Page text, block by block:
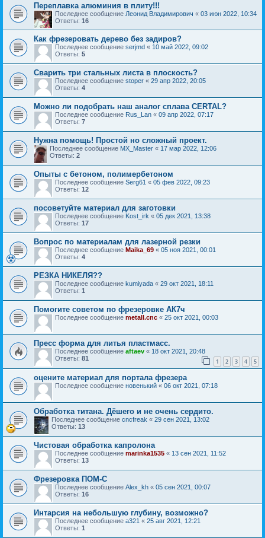
Переплавка алюминия в плиту!!!
Последнее сообщение Леонид Владимирович « 03 июн 2022, 10:34
Ответы: 16
Как фрезеровать дерево без задиров?
Последнее сообщение serjmd « 10 май 2022, 09:02
Ответы: 5
Сварить три стальных листа в плоскость?
Последнее сообщение stoper « 29 апр 2022, 20:05
Ответы: 4
Можно ли подобрать наш аналог сплава CERTAL?
Последнее сообщение Rus_Lan « 09 апр 2022, 07:17
Ответы: 7
Нужна помощь! Простой но сложный проект.
Последнее сообщение MX_Master « 17 мар 2022, 12:06
Ответы: 2
Опыты с бетоном, полимербетоном
Последнее сообщение Serg61 « 05 фев 2022, 09:23
Ответы: 12
посоветуйте материал для заготовки
Последнее сообщение Kost_irk « 05 дек 2021, 13:38
Ответы: 17
Вопрос по материалам для лазерной резки
Последнее сообщение Maika_69 « 05 ноя 2021, 00:01
Ответы: 4
РЕЗКА НИКЕЛЯ??
Последнее сообщение kumiyada « 29 окт 2021, 18:11
Ответы: 1
Помогите советом по фрезеровке АК7ч
Последнее сообщение metall.cnc « 25 окт 2021, 00:03
Пресс форма для литья пластмасс.
Последнее сообщение aftaev « 18 окт 2021, 20:48
Ответы: 81 1 2 3 4 5
оцените материал для портала фрезера
Последнее сообщение новенький « 06 окт 2021, 07:18
Обработка титана. Дёшего и не очень сердито.
Последнее сообщение cncfreak « 29 сен 2021, 13:02
Ответы: 13
Чистовая обработка капролона
Последнее сообщение marinka1535 « 13 сен 2021, 11:52
Ответы: 13
Фрезеровка ПОМ-С
Последнее сообщение Alex_kh « 05 сен 2021, 00:07
Ответы: 16
Интарсия на небольшую глубину, возможно?
Последнее сообщение a321 « 25 авг 2021, 12:21
Ответы: 1